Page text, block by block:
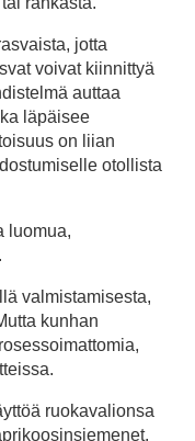
jotta
voivat kiinnittyä
auttaa
läpäisee
on liian
otollista
luomua,
valmistamisesta,
kunhan
ruokavalionsa